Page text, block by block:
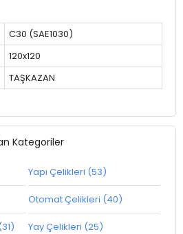
C30 (SAE1030)
120x120
TAŞKAZAN
Kategoriler
Yapı Çelikleri (53)
Otomat Çelikleri (40)
Yay Çelikleri (25)